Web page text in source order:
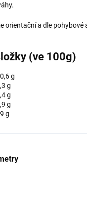
orientační a dle pohybové
(ve 100g)
g
g
g
g
g